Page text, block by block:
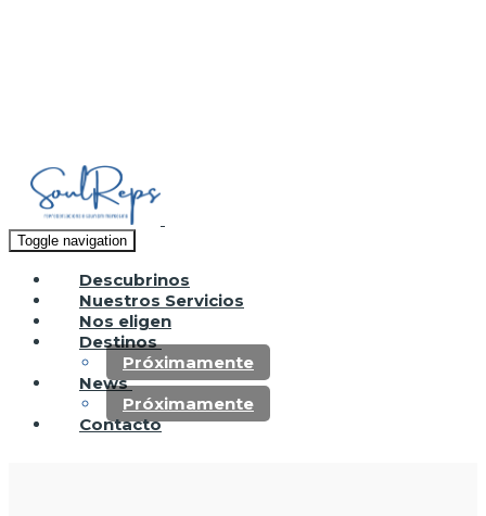
Toggle navigation
Descubrinos
Nuestros Servicios
Nos eligen
Destinos
Próximamente
News
Próximamente
Contacto